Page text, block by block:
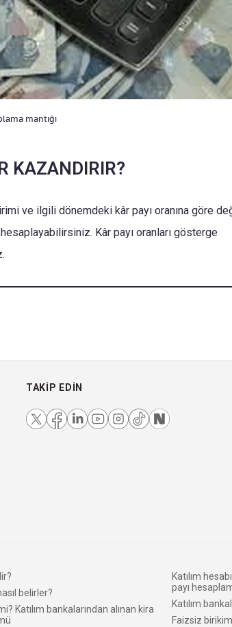
mantığı
KAZANDIRIR?
ve ilgili dönemdeki kâr payı oranına göre
Kâr payı oranları gösterge
TAKIP EDIN
belirler?
Katılım bankalarından alınan kira
Katılım
payı
Katılım
Faizsiz